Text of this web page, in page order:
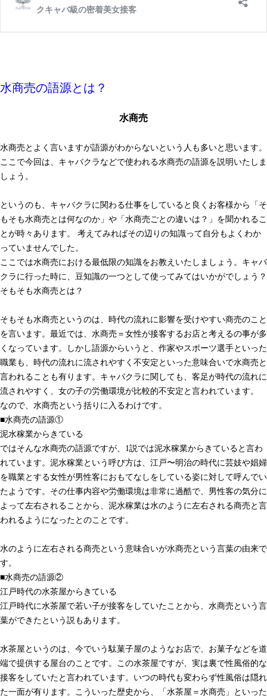
水商売の語源とは？
水商売
水商売とよく言いますが語源がわからないという人も多いと思います。
ここで今回は、キャバクラなどで使われる水商売の語源を説明いたしま
しょう。
というのも、キャバクラに関わる仕事をしていると良くお客様から「そ
もそも水商売とは何なのか」や「水商売ごとの違いは？」を聞かれるこ
とが時々あります。 考えてみればその辺りの知識って自分もよくわか
っていませんでした。
ここでは水商売における最低限の知識をお教えいたしましょう。キャバ
クラに行った時に、豆知識の一つとして使ってみてはいかがでしょう？
そもそも水商売とは？
そもそも水商売というのは、時代の流れに影響を受けやすい商売のこと
を言います。最近では、水商売＝女性が接客するお店と考えるの事が多
くなっています。しかし語源からいうと、作家やスポーツ選手といった
職業も、時代の流れに流されやすく不安定といった意味合いで水商売と
言われることも有ります。キャバクラに関しても、客足が時代の流れに
流されやすく、女の子の労働環境が比較的不安定と言われています。
なので、水商売という括りに入るわけです。
■水商売の語源①
泥水稼業からきている
ではそんな水商売の語源ですが、1説では泥水稼業からきていると言わ
れています。泥水稼業という呼び方は、江戸〜明治の時代に芸妓や娼婦
を職業とする女性が男性客におもてなしをしている姿に対して呼んでい
たようです。その仕事内容や労働環境は非常に過酷で、男性客の気分に
よって左右されることから、泥水稼業は水のように左右される商売と言
われるようになったとのことです。
水のように左右される商売という意味合いが水商売という言葉の由来で
す。
■水商売の語源②
江戸時代の水茶屋からきている
江戸時代に水茶屋で若い子が接客をしていたことから、水商売という言
葉ができたという説もあります。
水茶屋というのは、今でいう駄菓子屋のようなお店で、お菓子などを道
端で提供する屋台のことです。この水茶屋ですが、実は裏で性風俗的な
接客をしていたと言われています。いつの時代も変わらず性風俗は隠れ
た一面が有ります。こういった歴史から、「水茶屋＝水商売」といった